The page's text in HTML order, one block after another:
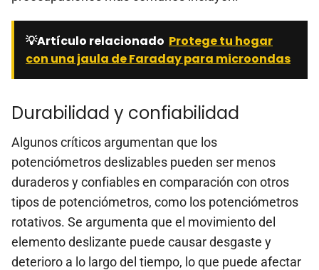
💡Artículo relacionado Protege tu hogar
con una jaula de Faraday para microondas
Durabilidad y confiabilidad
Algunos críticos argumentan que los
potenciómetros deslizables pueden ser menos
duraderos y confiables en comparación con otros
tipos de potenciómetros, como los potenciómetros
rotativos. Se argumenta que el movimiento del
elemento deslizante puede causar desgaste y
deterioro a lo largo del tiempo, lo que puede afectar